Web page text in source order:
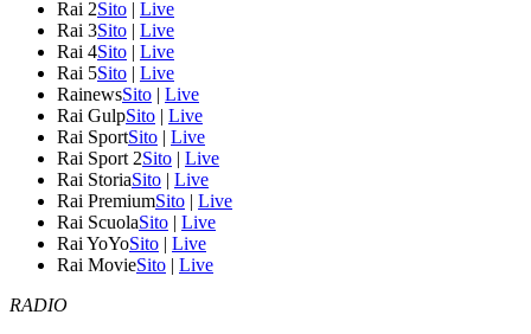
Rai 2Sito | Live
Rai 3Sito | Live
Rai 4Sito | Live
Rai 5Sito | Live
RainewsSito | Live
Rai GulpSito | Live
Rai SportSito | Live
Rai Sport 2Sito | Live
Rai StoriaSito | Live
Rai PremiumSito | Live
Rai ScuolaSito | Live
Rai YoYoSito | Live
Rai MovieSito | Live
RADIO